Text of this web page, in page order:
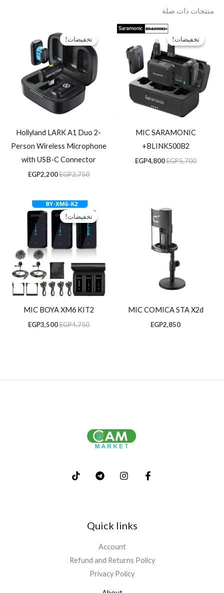
منتجات ذات صلة
تخفيضات!
تخفيضات!
MIC SARAMONIC
BLINK500B2+
EGP5,700
السعر
الأصلي
هو:
EGP5,700.
EGP4,800
السعر
الحالي
EGP4,800.
تخفيضات!
تخفيضات!
Hollyland LARK A1 Duo 2-
Person Wireless Microphone
with USB-C Connector
EGP2,750
الأصلي
EGP2,750.
EGP2,200
MIC COMICA STA X2d
EGP2,850
تخفيضات!
تخفيضات!
MIC BOYA XM6 KIT2
EGP4,750
السعر
الأصلي
EGP4,750.
EGP3,500
الحالي
هو:
Quick links
Account
Refund and Returns Policy
Privacy Policy